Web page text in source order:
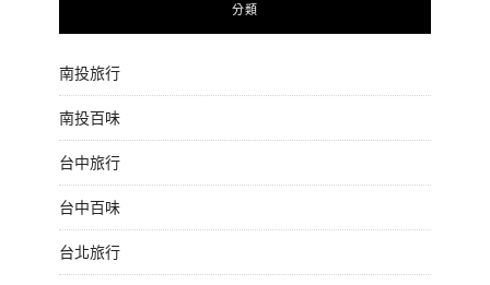
分類
南投旅行
南投百味
台中旅行
台中百味
台北旅行